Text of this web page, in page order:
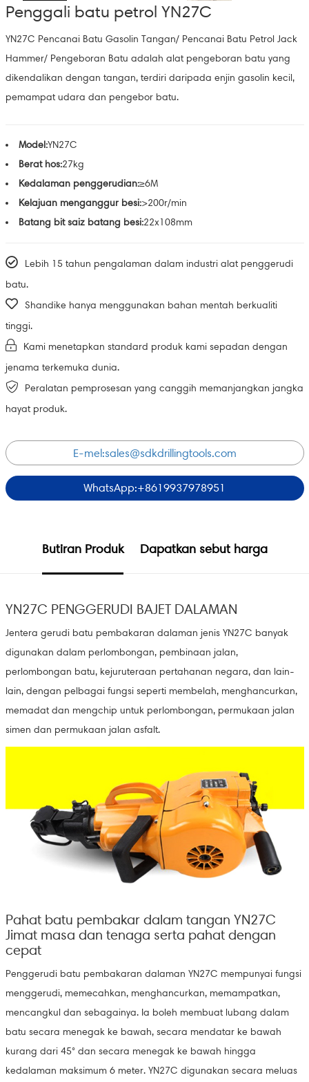
Penggali batu petrol YN27C
YN27C Pencanai Batu Gasolin Tangan/ Pencanai Batu Petrol Jack
Hammer/ Pengeboran Batu adalah alat pengeboran batu yang
dikendalikan dengan tangan, terdiri daripada enjin gasolin kecil,
pemampat udara dan pengebor batu.
Model:YN27C
Berat hos:27kg
Kedalaman penggerudian:≥6M
Kelajuan menganggur besi:>200r/min
Batang bit saiz batang besi:22x108mm
Lebih 15 tahun pengalaman dalam industri alat penggerudi
batu.
Shandike hanya menggunakan bahan mentah berkualiti
tinggi.
Kami menetapkan standard produk kami sepadan dengan
jenama terkemuka dunia.
Peralatan pemprosesan yang canggih memanjangkan jangka
hayat produk.
E-mel:sales@sdkdrillingtools.com
WhatsApp:+8619937978951
Butiran Produk Dapatkan sebut harga
YN27C PENGGERUDI BAJET DALAMAN
Jentera gerudi batu pembakaran dalaman jenis YN27C banyak
digunakan dalam perlombongan, pembinaan jalan,
perlombongan batu, kejuruteraan pertahanan negara, dan lain-
lain, dengan pelbagai fungsi seperti membelah, menghancurkan,
memadat dan mengchip untuk perlombongan, permukaan jalan
simen dan permukaan jalan asfalt.
Pahat batu pembakar dalam tangan YN27C
Jimat masa dan tenaga serta pahat dengan
cepat
Penggerudi batu pembakaran dalaman YN27C mempunyai fungsi
menggerudi, memecahkan, menghancurkan, memampatkan,
mencangkul dan sebagainya. Ia boleh membuat lubang dalam
batu secara menegak ke bawah, secara mendatar ke bawah
kurang dari 45° dan secara menegak ke bawah hingga
kedalaman maksimum 6 meter. YN27C digunakan secara meluas